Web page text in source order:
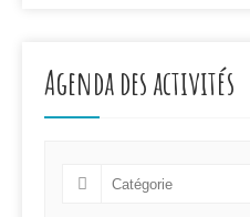
Agenda des activités